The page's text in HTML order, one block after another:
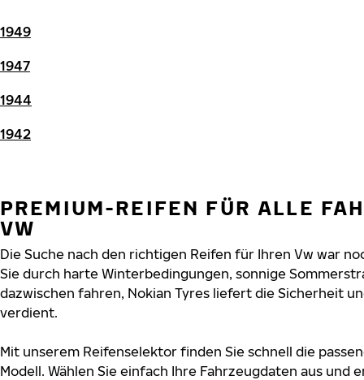
1949
1947
1944
1942
PREMIUM-REIFEN FÜR ALLE
VW
Die Suche nach den richtigen Reifen für Ihren Vw war
Sie durch harte Winterbedingungen, sonnige
dazwischen fahren, Nokian Tyres liefert die Sicherheit
verdient.
Mit unserem Reifenselektor finden Sie schnell die
Modell. Wählen Sie einfach Ihre Fahrzeugdaten aus und